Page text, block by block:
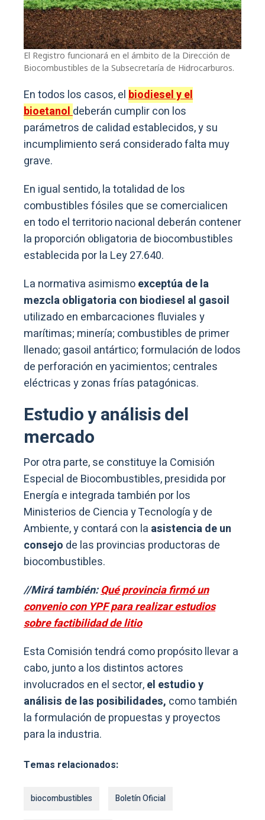
El Registro funcionará en el ámbito de la Dirección de
Biocombustibles de la Subsecretaría de Hidrocarburos.
En todos los casos, elbiodiesel y el
bioetanoldeberán cumplir con los
parámetros de calidad establecidos, y su
incumplimiento será considerado falta muy
grave.
En igual sentido, la totalidad de los
combustibles fósiles que se comercialicen
en todo el territorio nacional deberán contener
la proporción obligatoria de biocombustibles
establecida por la Ley 27.640.
La normativa asimismoexceptúa de la
mezcla obligatoria con biodiesel al gasoil
utilizado en embarcaciones fluviales y
marítimas; minería; combustibles de primer
llenado; gasoil antártico; formulación de lodos
de perforación en yacimientos; centrales
eléctricas y zonas frías patagónicas.
Estudio y análisis del
mercado
Por otra parte, se constituye la Comisión
Especial de Biocombustibles, presidida por
Energía e integrada también por los
Ministerios de Ciencia y Tecnología y de
Ambiente, y contará con la asistencia de un
consejo de las provincias productoras de
biocombustibles.
//Mirá también:Qué provincia firmó un
convenio con YPF para realizar estudios
sobre factibilidad de litio
Esta Comisión tendrá como propósito llevar a
cabo, junto a los distintos actores
involucrados en el sector,el estudio y
análisis de las posibilidades, como también
la formulación de propuestas y proyectos
para la industria.
Temas relacionados:
biocombustibles Boletín Oficial